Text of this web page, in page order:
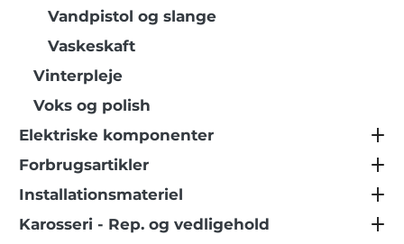
Vandpistol og slange
Vaskeskaft
Vinterpleje
Voks og polish
Elektriske komponenter
Forbrugsartikler
Installationsmateriel
Karosseri - Rep. og vedligehold